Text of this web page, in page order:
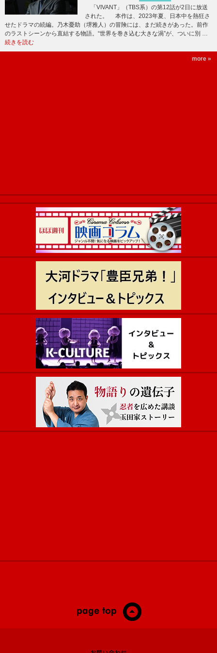
「VIVANT」（TBS系）の第12話が2日に放送
された。 本作は、2023年夏、日本中を熱狂さ
せたドラマの続編。乃木憂助（堺雅人）の冒険には、まだ続きがあった。前作
のラストシーンから直結する物語。“世界を巻き込む大きな渦”が、ついに別 …
続きを読む
more »